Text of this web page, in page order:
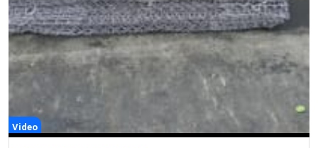
Video